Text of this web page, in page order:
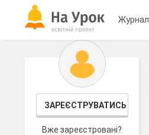
Журнал
ЗАРЕЄСТРУВАТИСЬ
Вже зареєстровані?